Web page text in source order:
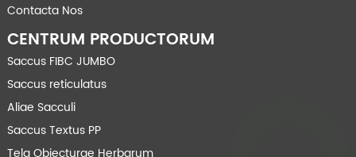
Contacta Nos
CENTRUM PRODUCTORUM
Saccus FIBC JUMBO
Saccus reticulatus
Aliae Sacculi
Saccus Textus PP
Tela Obiecturae Herbarum